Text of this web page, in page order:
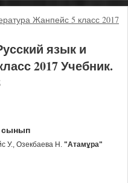
Жанпейс 5 класс 2017
язык и
2017 Учебник.
сынып
У., Озекбаева Н. "Атамұра"